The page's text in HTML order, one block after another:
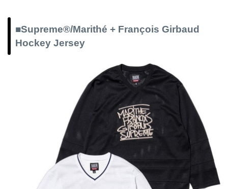
■Supreme®/Marithé + François Girbaud
Hockey Jersey